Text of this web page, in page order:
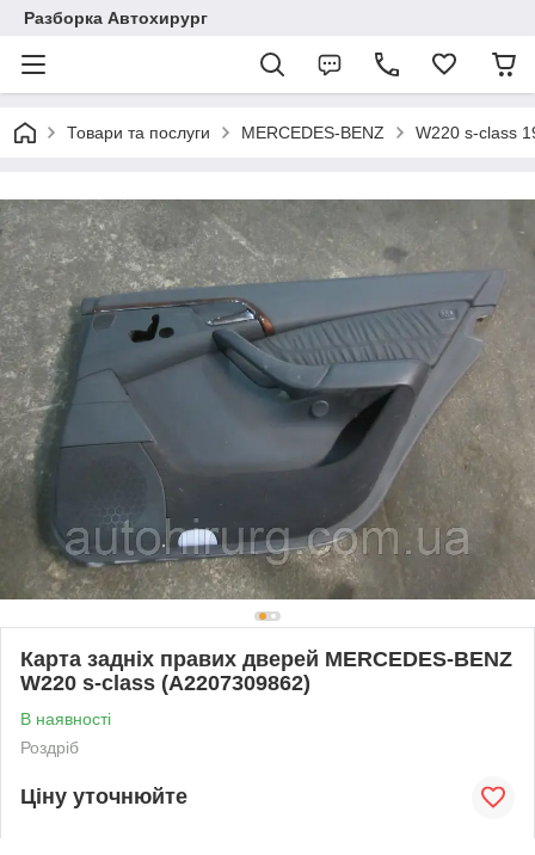
Разборка Автохирург
Товари та послуги MERCEDES-BENZ W220 s-class
Карта задніх правих дверей MERCEDES-BENZ
W220 s-class (A2207309862)
В наявності
Роздріб
Ціну уточнюйте